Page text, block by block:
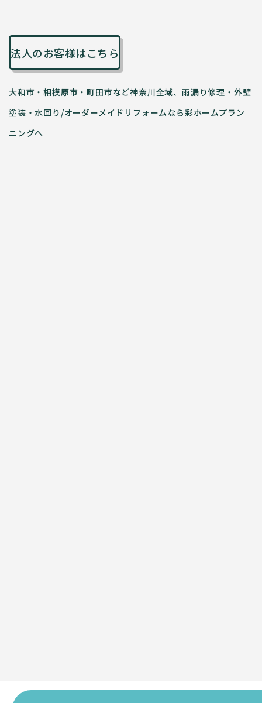
法人のお客様はこちら
大和市・相模原市・町田市など神奈川全域、雨漏り修理・外壁
塗装・水回り/オーダーメイドリフォームなら彩ホームプラン
ニングへ